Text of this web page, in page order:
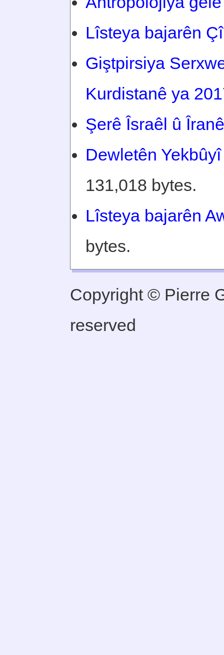
Lîsteya bajarên
Giştpirsiya
Kurdistanê ya
Şerê Îsraêl û Îranê
Dewletên
131,018 bytes.
Lîsteya bajarên
bytes.
Copyright © Pierre
reserved